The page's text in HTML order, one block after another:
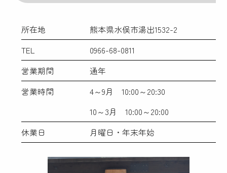
所在地
熊本県水俣市湯出1532-2
TEL
0966-68-0811
営業期間
通年
営業時間
4～9月 10:00～20:30
10～3月 10:00～20:00
休業日
月曜日・年末年始